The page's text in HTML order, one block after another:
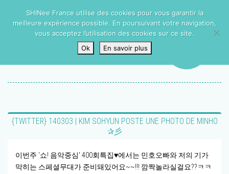
{TWITTER} 140303 | KIM SOHYUN POSTE UNE PHOTO DE MINHO
✰彡
이번주 '쇼! 음악중심' 400회특집♥에서는 민호오빠와 저의 기가
막히는 스페셜무대가 준비돼있어요~~!!! 깜짝놀라실걸요??ㅋㅋ
SHINee France utilise des cookies pour vous garantir la
meilleure expérience possible. En poursuivant votre navigation,
vous acceptez l’utilisation des cookies sur ce site.
Ok
En savoir plus